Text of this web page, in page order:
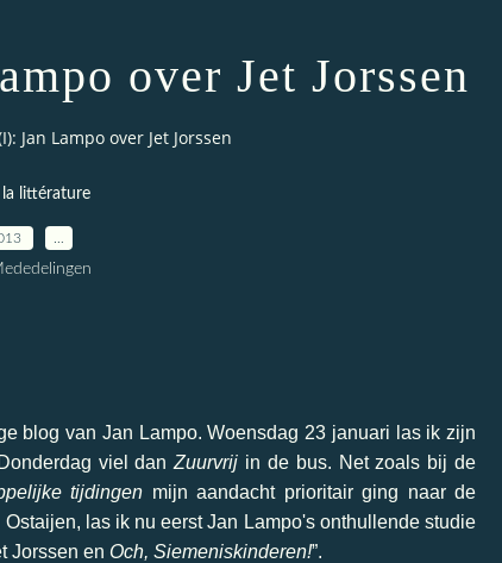
over Jet Jorssen
Jan Lampo over Jet Jorssen
la littérature
blog van Jan Lampo. Woensdag 23 januari las ik zijn
viel danZuurvrij in de bus. Net zoals bij de
tijdingen mijn aandacht prioritair ging naar de
las ik nu eerst Jan Lampo's onthullende studie
Jorssen en Och, Siemeniskinderen!”.